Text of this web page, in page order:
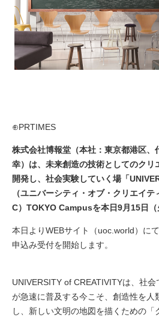
⊕PRTIMES
株式会社博報堂（本社：東京都港区、
幸）は、未来創造の技術としてのクリ
開発し、社会実験していく場「
（ユニバーシティ・オブ・クリエイ
C）TOKYO Campusを本日9月15日（
本日よりWEBサイト（uoc.world）に
申込み受付を開始します。
UNIVERSITY of CREATIVITYは、社
が急速に普及する今こそ、創造性を人
し、新しい文明の地図を描くための「